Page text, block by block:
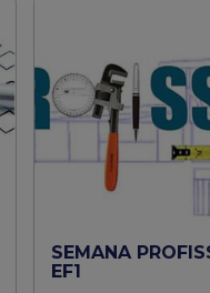
SEMANA
EF1